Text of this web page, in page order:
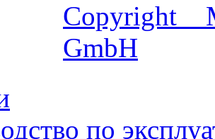
Copyright
GmbH
по